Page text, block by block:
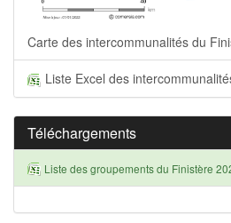
Carte des intercommunalités du
Liste Excel des
Téléchargements
Liste des groupements du Finistère